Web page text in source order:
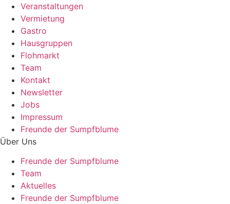
Veranstaltungen
Vermietung
Gastro
Hausgruppen
Flohmarkt
Team
Kontakt
Newsletter
Jobs
Impressum
Freunde der Sumpfblume
Über Uns
Freunde der Sumpfblume
Team
Aktuelles
Freunde der Sumpfblume